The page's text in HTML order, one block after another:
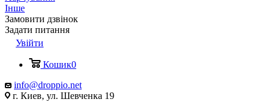
Інше
Замовити дзвінок
Задати питання
Увійти
Кошик0
info@droppio.net
г. Киев, ул. Шевченка 19